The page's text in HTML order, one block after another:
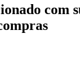
com